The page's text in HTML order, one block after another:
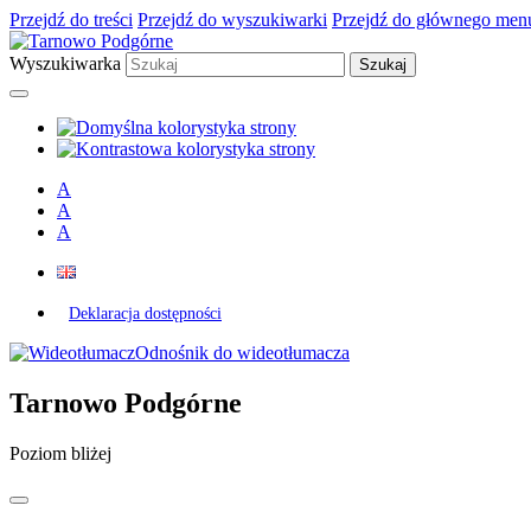
Przejdź do treści Przejdź do wyszukiwarki Przejdź do głównego
Wyszukiwarka
A
A
A
Deklaracja dostępności
Odnośnik do wideotłumacza
Tarnowo Podgórne
Poziom bliżej